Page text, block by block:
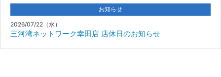
お知らせ
2026/07/22（水）
三河湾ネットワーク幸田店 店休日のお知らせ